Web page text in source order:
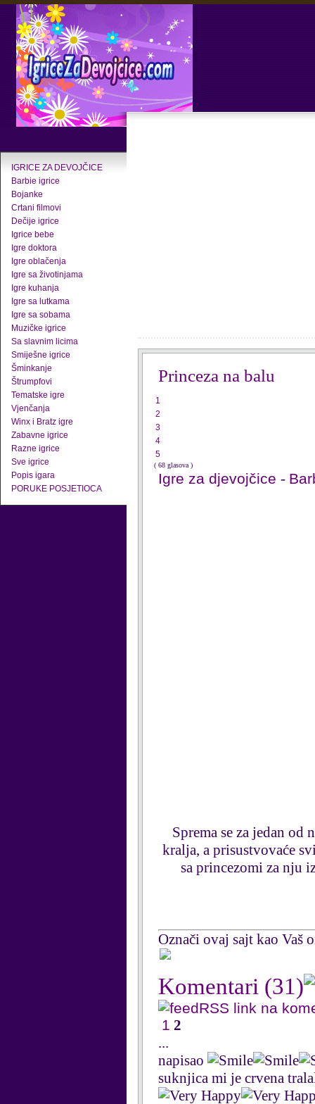
IGRICE ZA DEVOJČICE
Barbie igrice
Bojanke
Crtani filmovi
Dečije igrice
Igrice bebe
Igre doktora
Igre oblačenja
Igre sa životinjama
Igre kuhanja
Igre sa lutkama
Igre sa sobama
Muzičke igrice
Sa slavnim licima
Smiješne igrice
Šminkanje
Štrumpfovi
Tematske igre
Vjenčanja
Winx i Bratz igre
Zabavne igrice
Razne igrice
Sve igrice
Popis igara
PORUKE POSJETIOCA
Princeza na balu
1
2
3
4
5
( 68 glasova )
Igre za djevojčice -
Sprema se za jedan
kralja, a prisustvovaće
sa princezomi za nju
Označi ovaj sajt kao Vaš
Komentari (31)
RSS link na
1 2
...
napisao
suknjica mi je crvena